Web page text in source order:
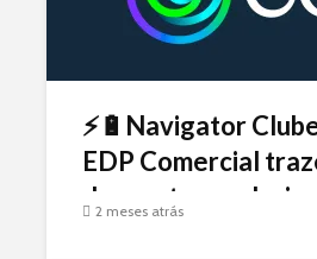
⚡🔋Navigator
EDP Comercial
descontos
2 meses atrás